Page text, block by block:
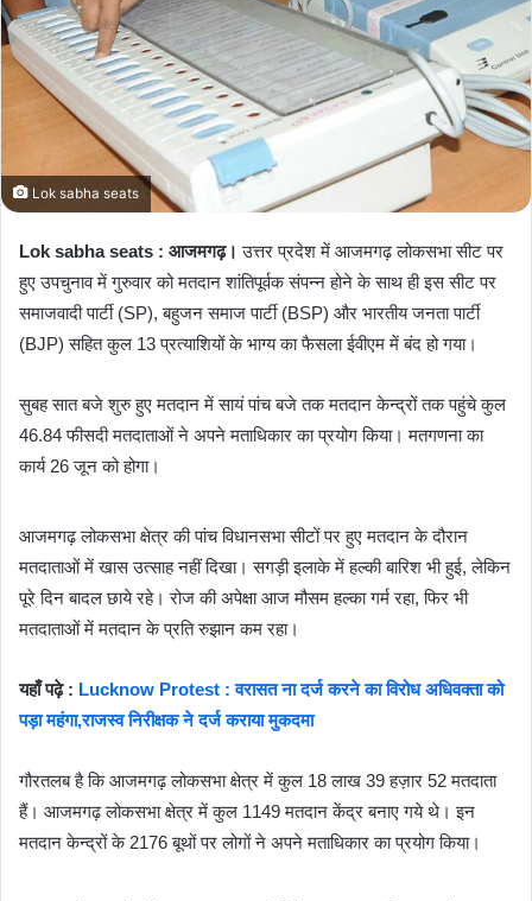
m
a
i
l
Lok sabha seats
Lok sabha seats : आजमगढ़। उत्तर प्रदेश में आजमगढ़ लोकसभा सीट पर
हुए उपचुनाव में गुरुवार को मतदान शांतिपूर्वक संपन्न होने के साथ ही इस सीट पर
समाजवादी पार्टी (SP), बहुजन समाज पार्टी (BSP) और भारतीय जनता पार्टी
(BJP) सहित कुल 13 प्रत्याशियों के भाग्य का फैसला ईवीएम में बंद हो गया।
सुबह सात बजे शुरु हुए मतदान में सायं पांच बजे तक मतदान केन्द्रों तक पहुंचे कुल
46.84 फीसदी मतदाताओं ने अपने मताधिकार का प्रयोग किया। मतगणना का
कार्य 26 जून को होगा।
आजमगढ़ लोकसभा क्षेत्र की पांच विधानसभा सीटों पर हुए मतदान के दौरान
मतदाताओं में खास उत्साह नहीं दिखा। सगड़ी इलाके में हल्की बारिश भी हुई, लेकिन
पूरे दिन बादल छाये रहे। रोज की अपेक्षा आज मौसम हल्का गर्म रहा, फिर भी
मतदाताओं में मतदान के प्रति रुझान कम रहा।
यहाँ पढ़े : Lucknow Protest : वरासत ना दर्ज करने का विरोध अधिवक्ता को
पड़ा महंगा,राजस्व निरीक्षक ने दर्ज कराया मुकदमा
गौरतलब है कि आजमगढ़ लोकसभा क्षेत्र में कुल 18 लाख 39 हज़ार 52 मतदाता
हैं। आजमगढ़ लोकसभा क्षेत्र में कुल 1149 मतदान केंद्र बनाए गये थे। इन
मतदान केन्द्रों के 2176 बूथों पर लोगों ने अपने मताधिकार का प्रयोग किया।